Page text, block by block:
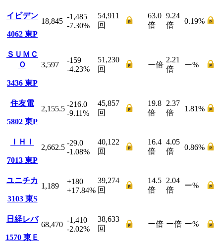
イビデン
4062 東P
18,845
-1,485
-7.30%
54,911
回
63.0
倍
9.24
倍
0.19%
ＳＵＭＣ
Ｏ
3436 東P
3,597
-159
-4.23%
51,230
回
ー倍
2.21
倍
ー%
住友電
5802 東P
2,155.5
-216.0
-9.11%
45,857
回
19.8
倍
2.37
倍
1.81%
ＩＨＩ
7013 東P
2,662.5
-29.0
-1.08%
40,122
回
16.4
倍
4.05
倍
0.86%
ユニチカ
3103 東S
1,189
+180
+17.84%
39,274
回
14.5
倍
2.04
倍
ー%
日経レバ
1570 東Ｅ
68,470
-1,410
-2.02%
38,633
回
ー倍 ー倍 ー%